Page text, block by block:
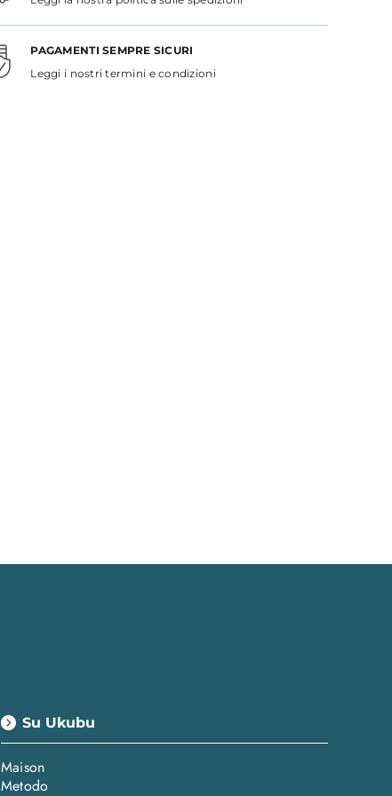
PAGAMENTI SEMPRE SICURI
Leggi i nostri termini e condizioni
Su Ukubu
Maison
Metodo